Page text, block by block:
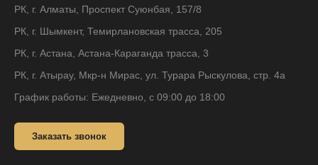
РК, г. Алматы, Проспект Суюнбая, 157/8
РК, г. Шымкент, Темирлановская трасса, 205
РК, г. Астана, Астана-Караганда трасса, 3
РК, г. Атырау, Мкр-н Мирас, ул. Турара Рыскулова, стр. 4а
График работы: Ежедневно, с 09:00 до 18:00
Заказать звонок